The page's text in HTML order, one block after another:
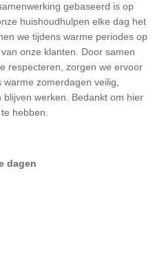
gebaseerd is op
huishoudhulpen elke dag het
we tijdens warme periodes op
onze klanten. Door samen
respecteren, zorgen we ervoor
zomerdagen veilig,
werken. Bedankt om hier
hebben.
dagen